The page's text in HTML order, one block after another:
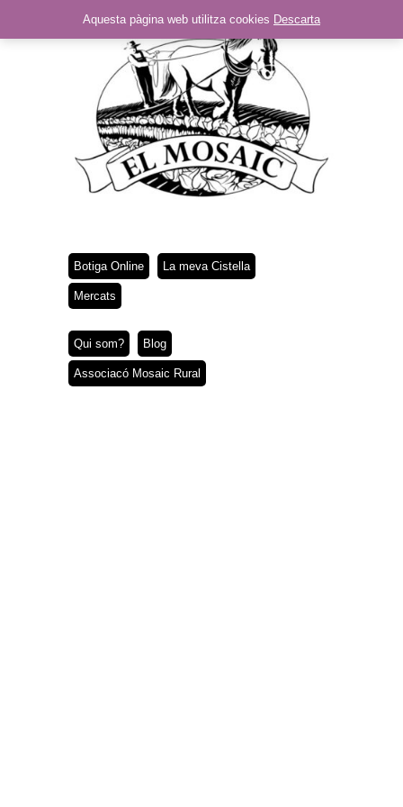
Botiga Online La meva Cistella
Mercats
Qui som? Blog
Associacó Mosaic Rural
Aquesta pàgina web utilitza cookies Descarta